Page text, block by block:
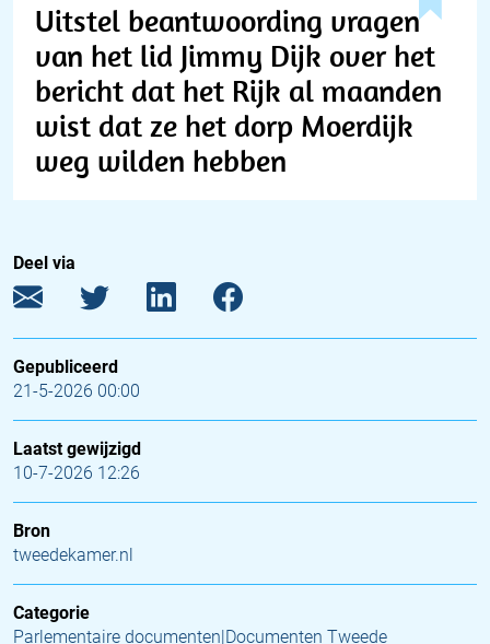
Uitstel beantwoording vragen
van het lid Jimmy Dijk over het
bericht dat het Rijk al maanden
wist dat ze het dorp Moerdijk
weg wilden hebben
Deel via
Gepubliceerd
21-5-2026 00:00
Laatst gewijzigd
10-7-2026 12:26
Bron
tweedekamer.nl
Categorie
Parlementaire documenten|Documenten Tweede